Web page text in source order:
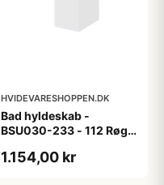
HVIDEVARESHOPPEN.DK
Bad hyldeskab -
BSU030-233 - 112 Røget
1.154,00 kr